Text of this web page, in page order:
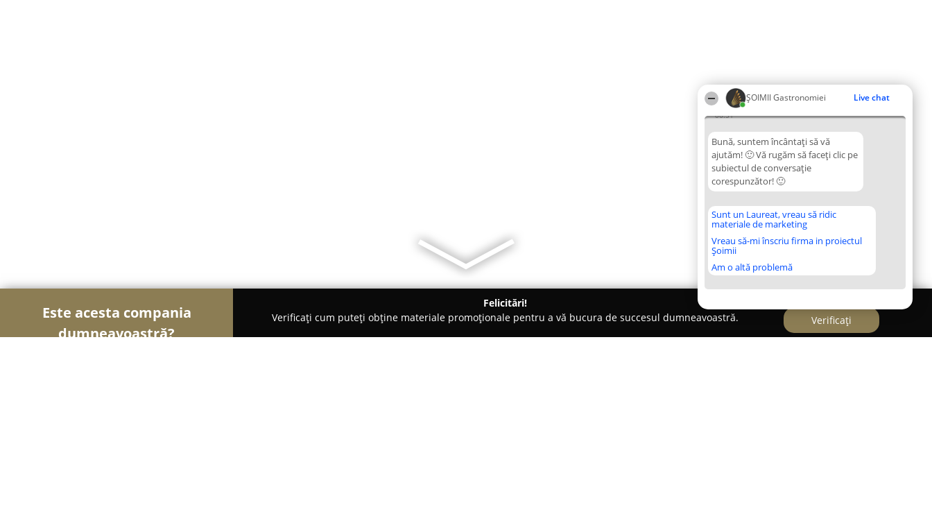
ȘOIMII Gastronomiei Live chat
06:51
Bună, suntem încântați să vă
ajutăm! 🙂 Vă rugăm să faceți clic pe
subiectul de conversație
corespunzător! 🙂
Sunt un Laureat, vreau să ridic
materiale de marketing
Vreau să-mi înscriu firma in proiectul
Șoimii
Am o altă problemă
Este acesta compania
dumneavoastră?
Felicitări!
Verificați cum puteți obține materiale promoționale pentru a vă bucura de succesul dumneavoastră.
Verificați